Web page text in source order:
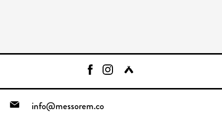
info@messorem.co